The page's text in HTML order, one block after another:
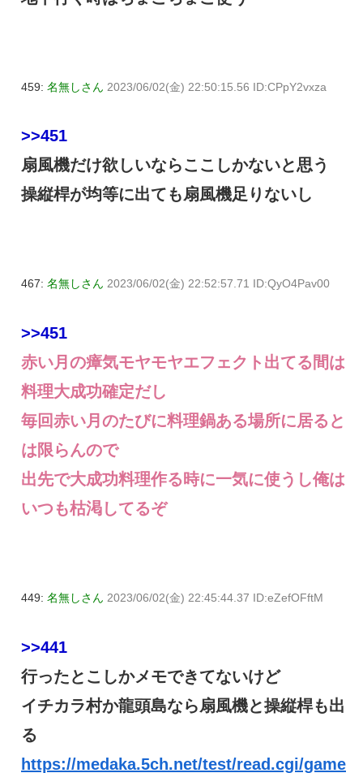
459: 名無しさん 2023/06/02(金) 22:50:15.56 ID:CPpY2vxza
>>451
扇風機だけ欲しいならここしかないと思う
操縦桿が均等に出ても扇風機足りないし
467: 名無しさん 2023/06/02(金) 22:52:57.71 ID:QyO4Pav00
>>451
赤い月の瘴気モヤモヤエフェクト出てる間は
料理大成功確定だし
毎回赤い月のたびに料理鍋ある場所に居ると
は限らんので
出先で大成功料理作る時に一気に使うし俺は
いつも枯渇してるぞ
449: 名無しさん 2023/06/02(金) 22:45:44.37 ID:eZefOFftM
>>441
行ったとこしかメモできてないけど
イチカラ村か龍頭島なら扇風機と操縦桿も出
る
https://medaka.5ch.net/test/read.cgi/game